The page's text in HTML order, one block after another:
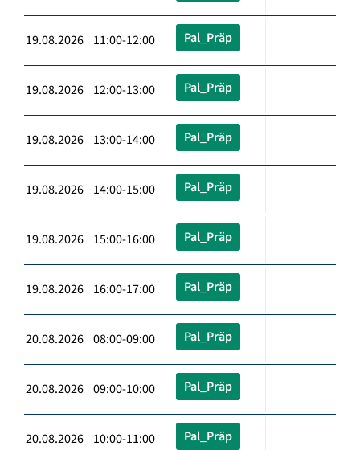
19.08.2026 11:00-12:00 Pal_Präp
19.08.2026 12:00-13:00 Pal_Präp
19.08.2026 13:00-14:00 Pal_Präp
19.08.2026 14:00-15:00 Pal_Präp
19.08.2026 15:00-16:00 Pal_Präp
19.08.2026 16:00-17:00 Pal_Präp
20.08.2026 08:00-09:00 Pal_Präp
20.08.2026 09:00-10:00 Pal_Präp
20.08.2026 10:00-11:00 Pal_Präp